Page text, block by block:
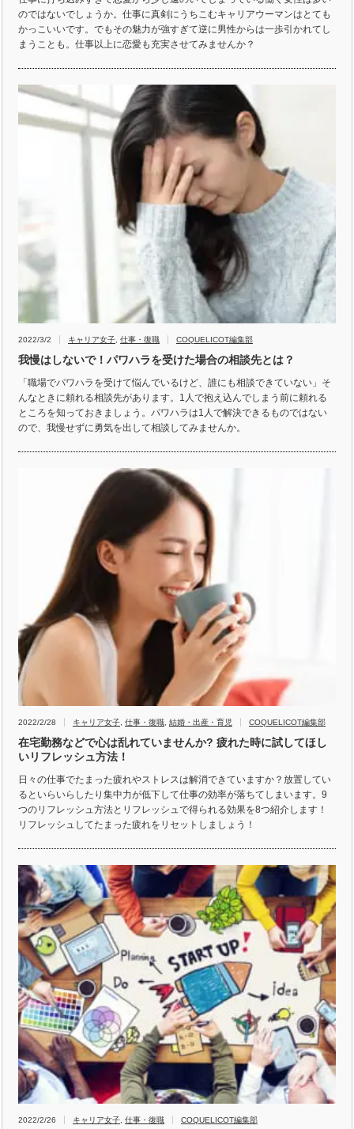
のではないでしょうか。仕事に真剣にうちこむキャリアウーマンはとても
かっこいいです。でもその魅力が強すぎて逆に男性からは一歩引かれてし
まうことも。仕事以上に恋愛も充実させてみませんか？
2022/3/2 キャリア女子 仕事・復職 COQUELICOT編集部
我慢はしないで！パワハラを受けた場合の相談先とは？
「職場でパワハラを受けて悩んでいるけど、誰にも相談できていない」そ
んなときに頼れる相談先があります。1人で抱え込んでしまう前に頼れる
ところを知っておきましょう。パワハラは1人で解決できるものではない
ので、我慢せずに勇気を出して相談してみませんか。
2022/2/28 キャリア女子 仕事・復職 結婚・出産・育児 COQUELICOT編集部
在宅勤務などで心は乱れていませんか? 疲れた時に試してほし
いリフレッシュ方法！
日々の仕事でたまった疲れやストレスは解消できていますか？放置してい
るといらいらしたり集中力が低下して仕事の効率が落ちてしまいます。9
つのリフレッシュ方法とリフレッシュで得られる効果を8つ紹介します！
リフレッシュしてたまった疲れをリセットしましょう！
2022/2/26 キャリア女子 仕事・復職 COQUELICOT編集部